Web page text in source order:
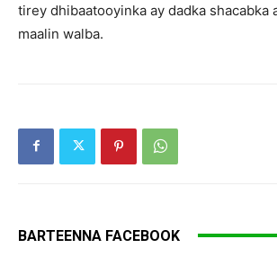
tirey dhibaatooyinka ay dadka shacabka
maalin walba.
BARTEENNA FACEBOOK